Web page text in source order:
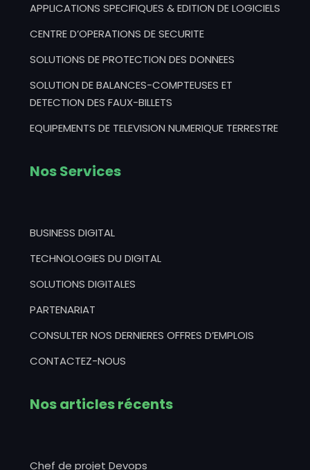
APPLICATIONS SPECIFIQUES & EDITION DE LOGICIELS
CENTRE D’OPERATIONS DE SECURITE
SOLUTIONS DE PROTECTION DES DONNEES
SOLUTION DE BALANCES-COMPTEUSES ET
DETECTION DES FAUX-BILLETS
EQUIPEMENTS DE TELEVISION NUMERIQUE TERRESTRE
Nos Services
BUSINESS DIGITAL
TECHNOLOGIES DU DIGITAL
SOLUTIONS DIGITALES
PARTENARIAT
CONSULTER NOS DERNIERES OFFRES D’EMPLOIS
CONTACTEZ-NOUS
Nos articles récents
Chef de projet Devops